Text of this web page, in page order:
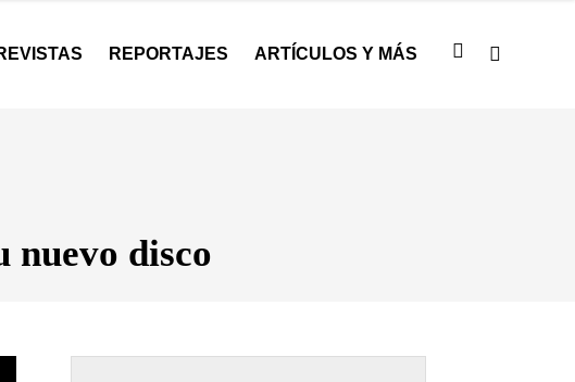
REPORTAJES ARTÍCULOS Y MÁS
nuevo disco